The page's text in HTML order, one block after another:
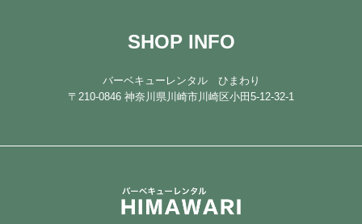
SHOP INFO
バーベキューレンタル ひまわり
〒210-0846 神奈川県川崎市川崎区小田5-12-32-1